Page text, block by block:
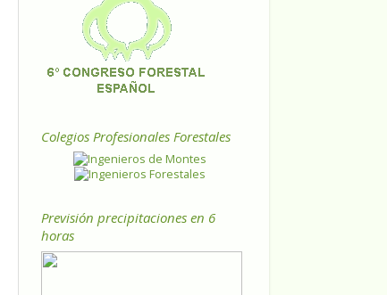
Colegios Profesionales Forestales
Previsión precipitaciones en 6
horas